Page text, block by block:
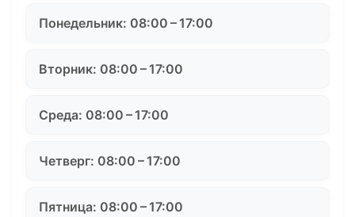
Понедельник: 08:00 – 17:00
Вторник: 08:00 – 17:00
Среда: 08:00 – 17:00
Четверг: 08:00 – 17:00
Пятница: 08:00 – 17:00